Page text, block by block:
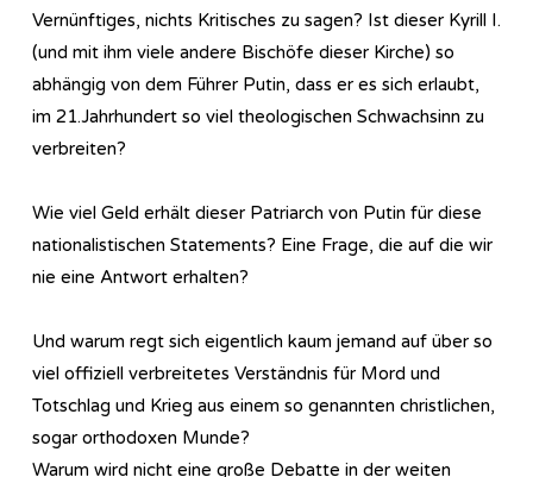
Vernünftiges, nichts Kritisches zu sagen? Ist dieser Kyrill I.
(und mit ihm viele andere Bischöfe dieser Kirche) so
abhängig von dem Führer Putin, dass er es sich erlaubt,
im 21.Jahrhundert so viel theologischen Schwachsinn zu
verbreiten?
Wie viel Geld erhält dieser Patriarch von Putin für diese
nationalistischen Statements? Eine Frage, die auf die wir
nie eine Antwort erhalten?
Und warum regt sich eigentlich kaum jemand auf über so
viel offiziell verbreitetes Verständnis für Mord und
Totschlag und Krieg aus einem so genannten christlichen,
sogar orthodoxen Munde?
Warum wird nicht eine große Debatte in der weiten